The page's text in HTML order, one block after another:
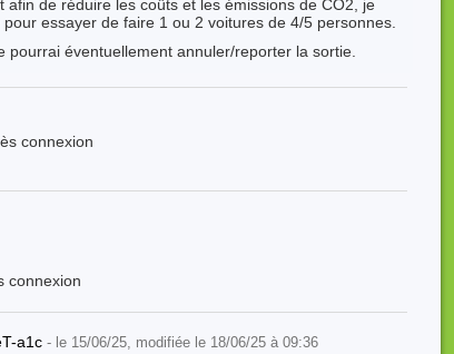
afin de réduire les coûts et les émissions de CO2, je
essayer de faire 1 ou 2 voitures de 4/5 personnes.
pourrai éventuellement annuler/reporter la sortie.
connexion
connexion
a1c - le 15/06/25, modifiée le 18/06/25 à 09:36